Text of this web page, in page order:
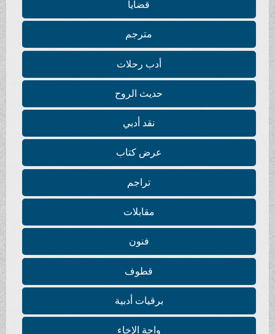
قضايا
مترجم
أدب رحلات
حديث الروح
نقد أدبي
عرض كتاب
تراجم
مقابلات
فنون
قطوف
برقيات أدبية
واحة الإخاء